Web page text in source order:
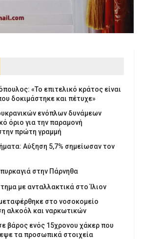
«Το επιτελικό κράτος είναι
δοκιμάστηκε και πέτυχε»
ενόπλων δυνάμεων
όριο για την παραμονή
πρώτη γραμμή
Αύξηση 5,7% σημείωσαν τον
στην Πάρνηθα
με ανταλλακτικά στο Ίλιον
στο νοσοκομείο
αλκοόλ και ναρκωτικών
βάρος ενός 15χρονου χάκερ που
τα προσωπικά στοιχεία